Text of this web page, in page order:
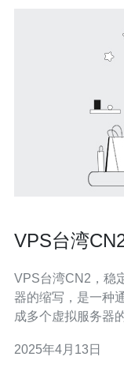
VPS台湾
VPS台湾CN2，稳定高速的网
器的缩写，是一种
成多个虚拟服务器
CN2是一种网络传
2025年4月13日